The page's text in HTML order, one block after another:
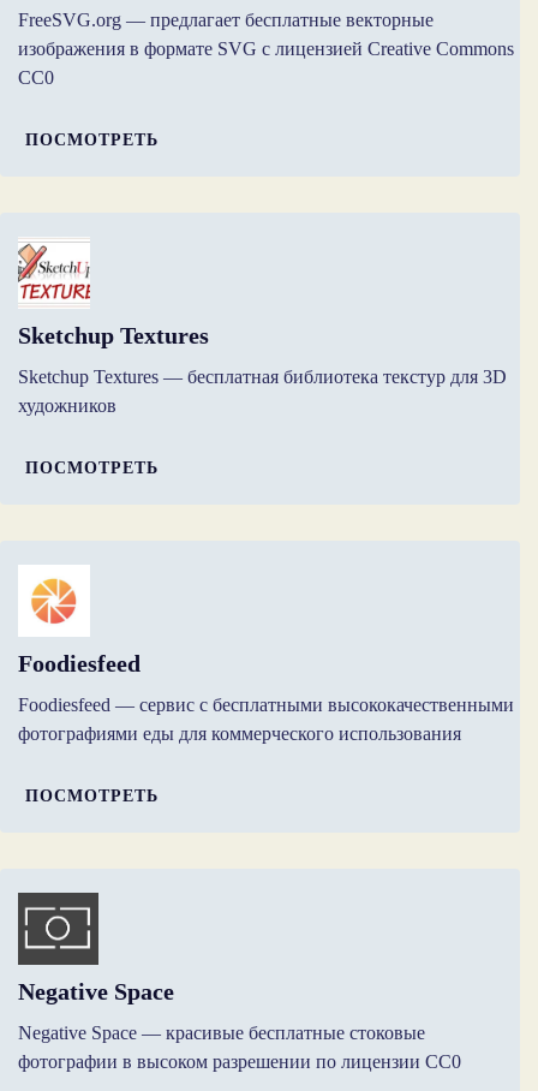
FreeSVG.org — предлагает бесплатные векторные
изображения в формате SVG с лицензией Creative Commons
CC0
ПОСМОТРЕТЬ
Sketchup Textures
Sketchup Textures — бесплатная библиотека текстур для 3D
художников
ПОСМОТРЕТЬ
Foodiesfeed
Foodiesfeed — сервис с бесплатными высококачественными
фотографиями еды для коммерческого использования
ПОСМОТРЕТЬ
Negative Space
Negative Space — красивые бесплатные стоковые
фотографии в высоком разрешении по лицензии CC0